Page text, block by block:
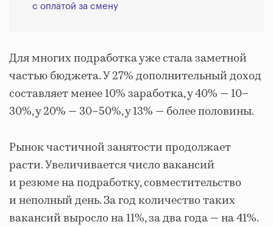
с оплатой за смену
Для многих подработка уже стала заметной
частью бюджета. У 27% дополнительный доход
составляет менее 10% заработка, у 40% — 10–
30%, у 20% — 30–50%, у 13% — более половины.
Рынок частичной занятости продолжает
расти. Увеличивается число вакансий
и резюме на подработку, совместительство
и неполный день. За год количество таких
вакансий выросло на 11%, за два года — на 41%.